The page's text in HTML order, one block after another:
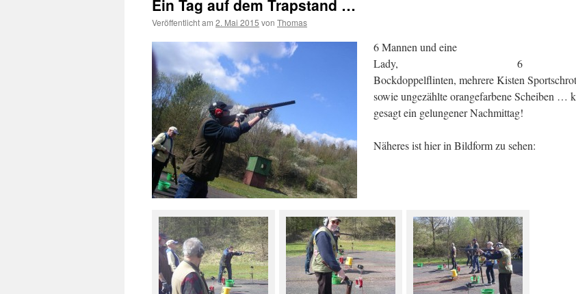
Ein Tag auf dem Trapstand …
Veröffentlicht am 2. Mai 2015 von Thomas
6 Mannen und eine
Lady, 6
Bockdoppelflinten, mehrere Kisten Sportschrot
sowie ungezählte orangefarbene Scheiben …
gesagt ein gelungener Nachmittag!
Näheres ist hier in Bildform zu sehen: